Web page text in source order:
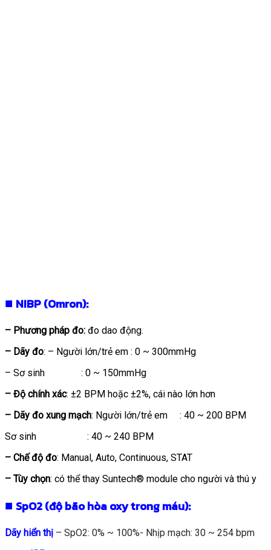
■ NIBP (Omron):
– Phương pháp đo: đo dao động.
– Dãy đo: – Người lớn/trẻ em : 0 ~ 300mmHg
– Sơ sinh : 0 ~ 150mmHg
– Độ chính xác: ±2 BPM hoặc ±2%, cái nào lớn hơn
– Dãy đo xung mạch: Người lớn/trẻ em : 40 ~ 200 BPM
Sơ sinh : 40 ~ 240 BPM
– Chế độ đo: Manual, Auto, Continuous, STAT
– Tùy chọn: có thể thay Suntech® module cho người và thú y
■ SpO2 (độ bão hòa oxy trong máu):
Dãy hiển thị – SpO2: 0% ~ 100%- Nhịp mạch: 30 ~ 254 bpm